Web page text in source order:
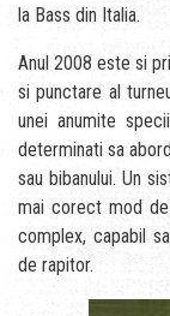
la Bass din Italia.
Anul 2008 este si
si punctare al
unei anumite
determinati sa
sau bibanului. Un
mai corect mod de
complex, capabil
de rapitor.